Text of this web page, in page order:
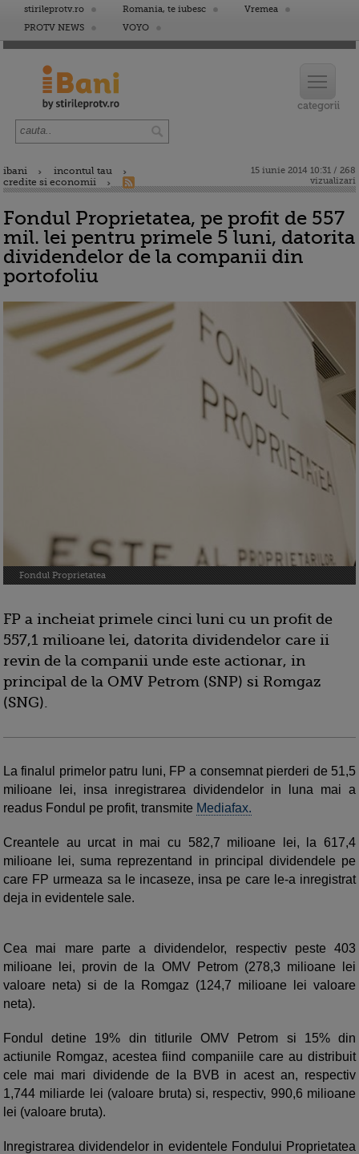
stirileprotv.ro Romania, te iubesc
Vremea
PROTV NEWS
VOYO
ibani
incontul tau
credite si economii
15 iunie 2014 10:31 / 268
vizualizari
Fondul Proprietatea, pe profit de 557
mil. lei pentru primele 5 luni, datorita
dividendelor de la companii din
portofoliu
Fondul Proprietatea
FP a incheiat primele cinci luni cu un profit de
557,1 milioane lei, datorita dividendelor care ii
revin de la companii unde este actionar, in
principal de la OMV Petrom (SNP) si Romgaz
(SNG).
La finalul primelor patru luni, FP a consemnat pierderi de 51,5
milioane lei, insa inregistrarea dividendelor in luna mai a
readus Fondul pe profit, transmite Mediafax.
Creantele au urcat in mai cu 582,7 milioane lei, la 617,4
milioane lei, suma reprezentand in principal dividendele pe
care FP urmeaza sa le incaseze, insa pe care le-a inregistrat
deja in evidentele sale.
Cea mai mare parte a dividendelor, respectiv peste 403
milioane lei, provin de la OMV Petrom (278,3 milioane lei
valoare neta) si de la Romgaz (124,7 milioane lei valoare
neta).
Fondul detine 19% din titlurile OMV Petrom si 15% din
actiunile Romgaz, acestea fiind companiile care au distribuit
cele mai mari dividende de la BVB in acest an, respectiv
1,744 miliarde lei (valoare bruta) si, respectiv, 990,6 milioane
lei (valoare bruta).
Inregistrarea dividendelor in evidentele Fondului Proprietatea